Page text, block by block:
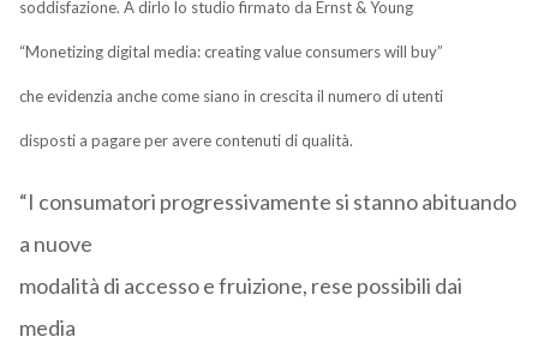
soddisfazione. A dirlo lo studio firmato da Ernst & Young
“Monetizing digital media: creating value consumers will buy”
che evidenzia anche come siano in crescita il numero di utenti
disposti a pagare per avere contenuti di qualità.
“I consumatori progressivamente si stanno abituando
a nuove
modalità di accesso e fruizione, rese possibili dai
media